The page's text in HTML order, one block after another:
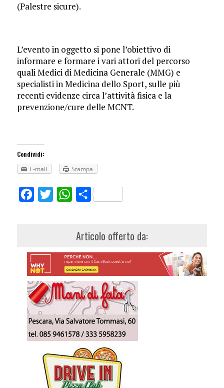
(Palestre sicure).
L’evento in oggetto si pone l’obiettivo di
informare e formare i vari attori del percorso
quali Medici di Medicina Generale (MMG) e
specialisti in Medicina dello Sport, sulle più
recenti evidenze circa l’attività fisica e la
prevenzione/cure delle MCNT.
Condividi:
E-mail
Stampa
FacebookTwitterWhatsApp
Share
Articolo offerto da: